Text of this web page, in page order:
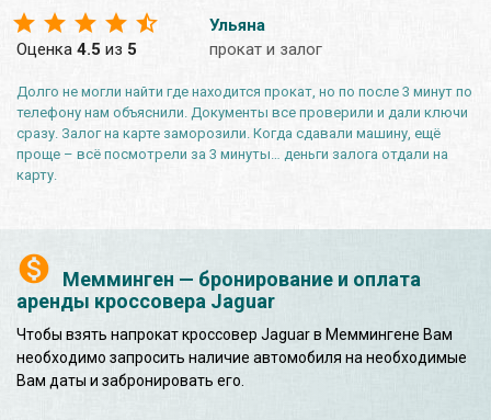
Мемминген — бронирование и оплата
аренды кроссовера Jaguar
Чтобы взять напрокат кроссовер Jaguar в Меммингене Вам
необходимо запросить наличие автомобиля на необходимые
Вам даты и забронировать его.
Оценка 4.5 из 5
Ульяна
прокат и залог
Долго не могли найти где находится прокат, но по после 3 минут по
телефону нам объяснили. Документы все проверили и дали ключи
сразу. Залог на карте заморозили. Когда сдавали машину, ещё
проще – всё посмотрели за 3 минуты… деньги залога отдали на
карту.